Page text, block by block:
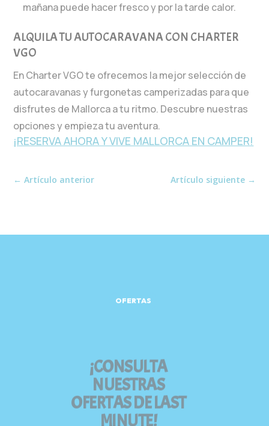
mañana puede hacer fresco y por la tarde calor.
ALQUILA TU AUTOCARAVANA CON CHARTER
VGO
En Charter VGO te ofrecemos la mejor selección de
autocaravanas y furgonetas camperizadas para que
disfrutes de Mallorca a tu ritmo. Descubre nuestras
opciones y empieza tu aventura.
¡RESERVA AHORA Y VIVE MALLORCA EN CAMPER!
←Artículo anterior Artículo siguiente→
¡CONSULTA
NUESTRAS
OFERTAS DE LAST
MINUTE!